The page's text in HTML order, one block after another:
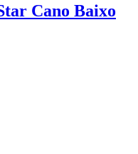
Cano Baixo